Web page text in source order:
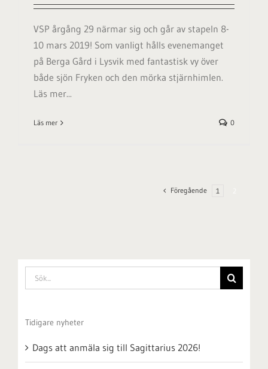
VSP årgång 29 närmar sig och går av stapeln 8-
10 mars 2019! Som vanligt hålls evenemanget
på Berga Gård i Lysvik med fantastisk vy över
både sjön Fryken och den mörka stjärnhimlen.
Läs mer...
Läs mer 0
Föregående 1
Sök
efter:
Tidigare nyheter
Dags att anmäla sig till Sagittarius 2026!